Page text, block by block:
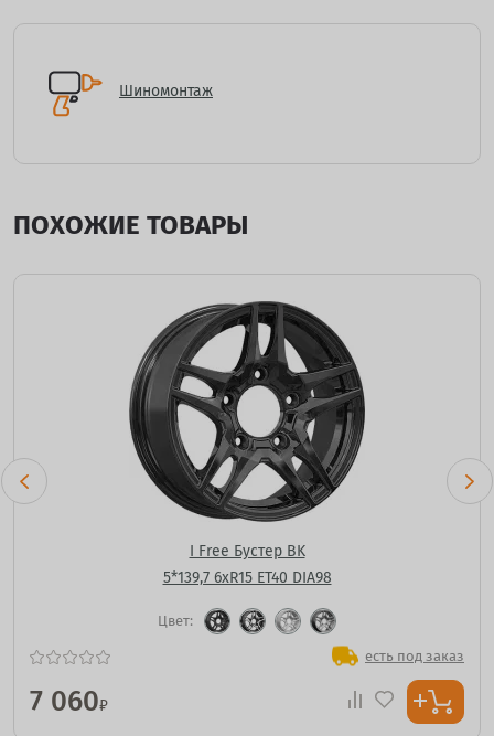
Шиномонтаж
ПОХОЖИЕ ТОВАРЫ
I Free Бустер BK
5*139,7 6xR15 ET40 DIA98
Цвет:
есть под заказ
7 060₽